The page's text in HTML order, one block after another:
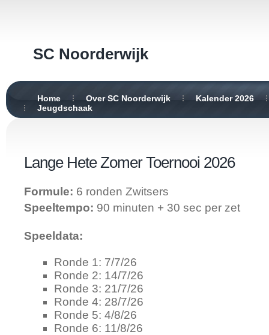
SC Noorderwijk
Home Over SC Noorderwijk
Kalender 2026
Jeugdschaak
Lange Hete Zomer Toernooi 2026
Formule: 6 ronden Zwitsers
Speeltempo: 90 minuten + 30 sec per zet
Speeldata:
Ronde 1: 7/7/26
Ronde 2: 14/7/26
Ronde 3: 21/7/26
Ronde 4: 28/7/26
Ronde 5: 4/8/26
Ronde 6: 11/8/26